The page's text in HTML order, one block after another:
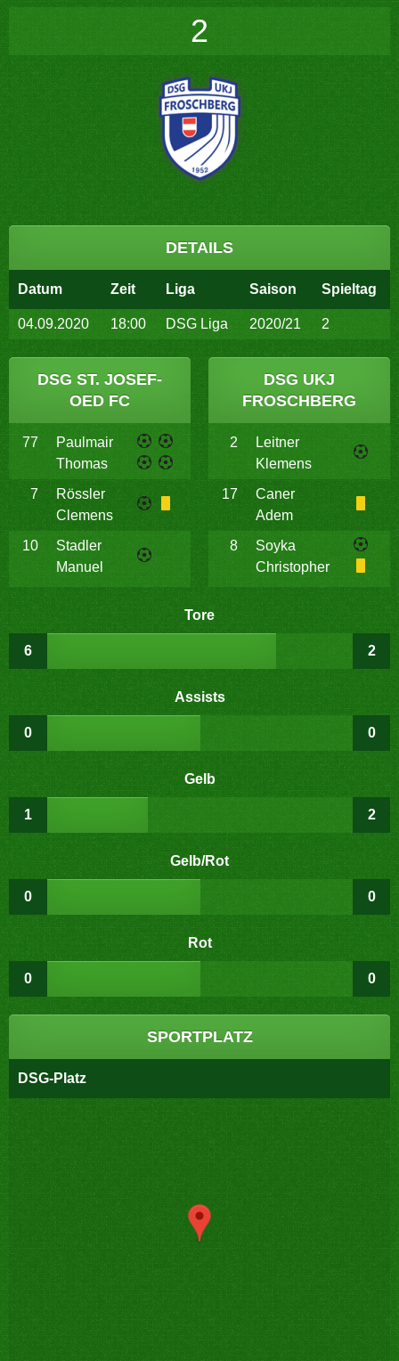
2
DETAILS
Datum Zeit Liga Saison Spieltag
04.09.2020 18:00 DSG Liga 2020/21 2
DSG ST. JOSEF-
OED FC
77
Paulmair
Thomas
7
Rössler
Clemens
10
Stadler
Manuel
DSG UKJ
FROSCHBERG
2
Leitner
Klemens
17
Caner
Adem
8
Soyka
Christopher
Tore
6 2
Assists
0 0
Gelb
1 2
Gelb/Rot
0 0
Rot
0 0
SPORTPLATZ
DSG-Platz